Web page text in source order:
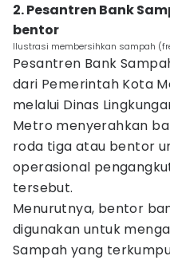
2. Pesantren Bank
bentor
Ilustrasi membersihkan sampah
Pesantren Bank
dari Pemerintah Kota
melalui Dinas
Metro menyerahkan
roda tiga atau bentor
operasional
tersebut.
Menurutnya, bentor
digunakan untuk
Sampah yang